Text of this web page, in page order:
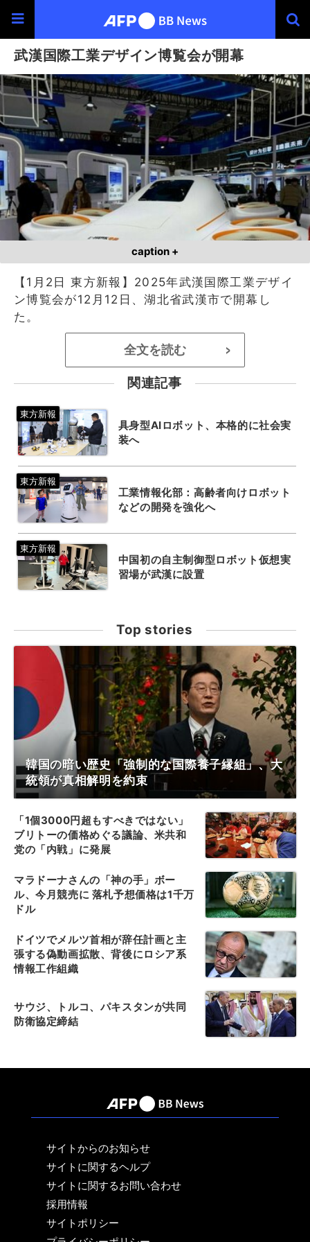
武漢国際工業デザイン博覧会が開幕
caption +
【1月2日 東方新報】2025年武漢国際工業デザイ
ン博覧会が12月12日、湖北省武漢市で開幕し
た。
全文を読む >
関連記事
具身型AIロボット、本格的に社会実
装へ
工業情報化部：高齢者向けロボット
などの開発を強化へ
中国初の自主制御型ロボット仮想実
習場が武漢に設置
Top stories
韓国の暗い歴史「強制的な国際養子縁組」、大
統領が真相解明を約束
「1個3000円超もすべきではない」
ブリトーの価格めぐる議論、米共和
党の「内戦」に発展
マラドーナさんの「神の手」ボー
ル、今月競売に 落札予想価格は1千万
ドル
ドイツでメルツ首相が辞任計画と主
張する偽動画拡散、背後にロシア系
情報工作組織
サウジ、トルコ、パキスタンが共同
防衛協定締結
サイトからのお知らせ
サイトに関するヘルプ
サイトに関するお問い合わせ
採用情報
サイトポリシー